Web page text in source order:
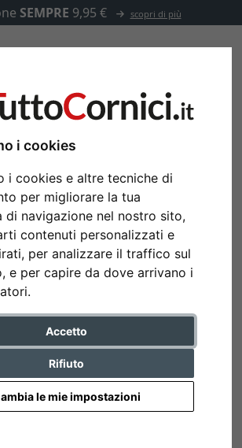
i cookies
i cookies e altre tecniche di
per migliorare la tua
di navigazione nel nostro sito,
contenuti personalizzati e
per analizzare il traffico sul
e per capire da dove arrivano i
Accetto
Rifiuto
le mie impostazioni
SEMPRE 9,95 € scopri di più